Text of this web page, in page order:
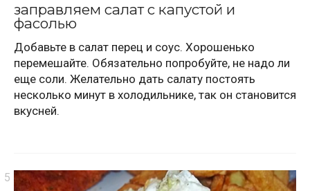
заправляем салат с капустой и
фасолью
Добавьте в салат перец и соус. Хорошенько
перемешайте. Обязательно попробуйте, не надо ли
еще соли. Желательно дать салату постоять
несколько минут в холодильнике, так он становится
вкусней.